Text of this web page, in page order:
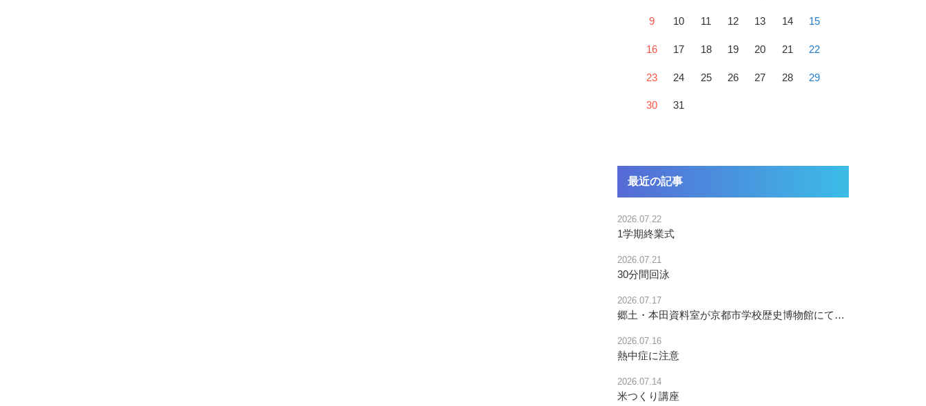
9 10 11 12 13 14 15
16 17 18 19 20 21 22
23 24 25 26 27 28 29
30 31
最近の記事
2026.07.22
1学期終業式
2026.07.21
30分間回泳
2026.07.17
郷土・本田資料室が京都市学校歴史博物館にて紹介されます
2026.07.16
熱中症に注意
2026.07.14
米つくり講座